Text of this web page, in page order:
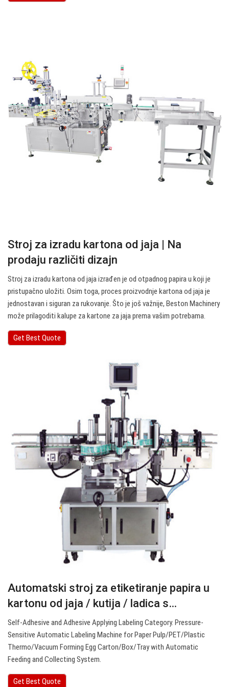
Stroj za izradu kartona od jaja | Na
prodaju različiti dizajn
Stroj za izradu kartona od jaja izrađen je od otpadnog papira u koji je
pristupačno uložiti. Osim toga, proces proizvodnje kartona od jaja je
jednostavan i siguran za rukovanje. Što je još važnije, Beston Machinery
može prilagoditi kalupe za kartone za jaja prema vašim potrebama.
Get Best Quote
Automatski stroj za etiketiranje papira u
kartonu od jaja / kutija / ladica s…
Self-Adhesive and Adhesive Applying Labeling Category. Pressure-
Sensitive Automatic Labeling Machine for Paper Pulp/PET/Plastic
Thermo/Vacuum Forming Egg Carton/Box/Tray with Automatic
Feeding and Collecting System.
Get Best Quote